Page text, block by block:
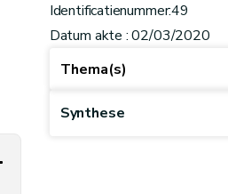
Identificatienummer:49
Datum akte : 02/03/2020
Thema(s)
Synthese